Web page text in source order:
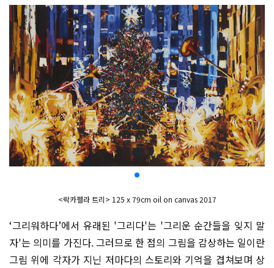
<락카펠라 트리> 125 x 79cm oil on canvas 2017
‘그리워하다’에서 유래된 '그리다'는 '그리운 순간들을 잊지 말
자'는 의미를 가진다. 그러므로 한 점의 그림을 감상하는 일이란
그림 위에 각자가 지닌 저마다의 스토리와 기억을 겹쳐보며 상